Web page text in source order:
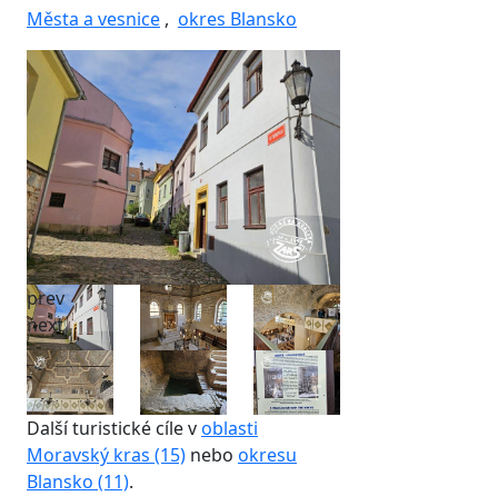
Města a vesnice , okres Blansko
prev
next
Další turistické cíle voblasti
Moravský kras (15) nebo okresu
Blansko (11).